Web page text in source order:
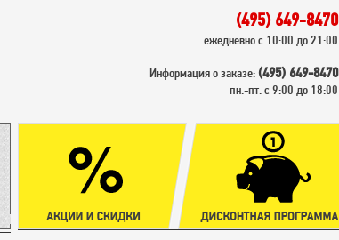
(495) 649-8470
ежедневно с 10:00 до 21:00
Информация о заказе:(495) 649-8470
пн.-пт. с 9:00 до 18:00